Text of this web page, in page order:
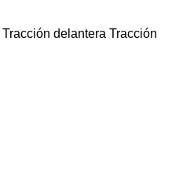
Tracción delantera Tracción